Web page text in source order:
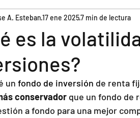
Universo Parasitrón Comunidad
es la
A. Esteban17 ene 20257 min de lectura
un fondo de inversión de renta
conservador que un fondo de
a fondo para una mejor